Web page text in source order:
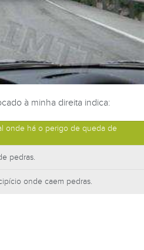
à minha direita indica:
onde há o perigo de queda de
pedras.
onde caem pedras.